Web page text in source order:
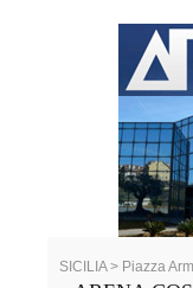
SICILIA > Piazza